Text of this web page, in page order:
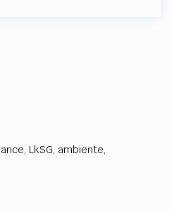
, LkSG, ambiente,